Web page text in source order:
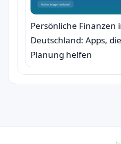
Persönliche Finanzen
Deutschland: Apps,
Planung helfen